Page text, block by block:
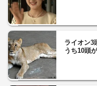
ライオン
うち10頭